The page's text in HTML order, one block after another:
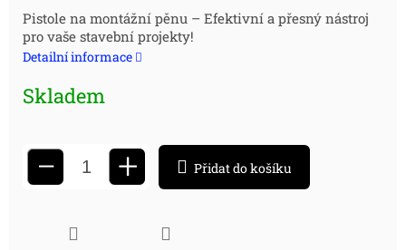
Měrná
cena:
Pistole na montážní pěnu – Efektivní a přesný nástroj
pro vaše stavební projekty!
Detailní informace
Skladem
− + Přidat do košíku